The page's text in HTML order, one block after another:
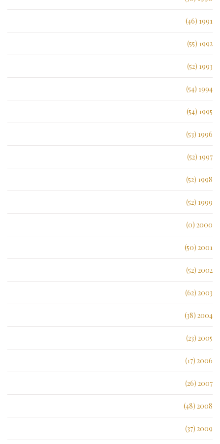
1991 (46)
1992 (55)
1993 (52)
1994 (54)
1995 (54)
1996 (53)
1997 (52)
1998 (52)
1999 (52)
2000 (0)
2001 (50)
2002 (52)
2003 (62)
2004 (38)
2005 (23)
2006 (17)
2007 (26)
2008 (48)
2009 (37)